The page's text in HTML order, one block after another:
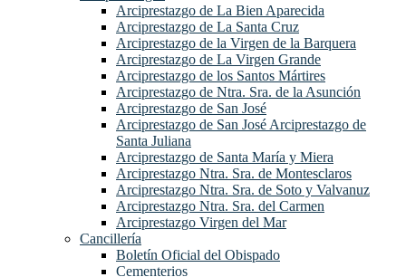
Arciprestazgo de La Bien Aparecida
Arciprestazgo de La Santa Cruz
Arciprestazgo de la Virgen de la Barquera
Arciprestazgo de La Virgen Grande
Arciprestazgo de los Santos Mártires
Arciprestazgo de Ntra. Sra. de la Asunción
Arciprestazgo de San José
Arciprestazgo de San José Arciprestazgo de
Santa Juliana
Arciprestazgo de Santa María y Miera
Arciprestazgo Ntra. Sra. de Montesclaros
Arciprestazgo Ntra. Sra. de Soto y Valvanuz
Arciprestazgo Ntra. Sra. del Carmen
Arciprestazgo Virgen del Mar
Cancillería
Boletín Oficial del Obispado
Cementerios